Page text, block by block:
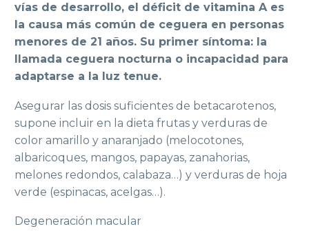
vías de desarrollo, el déficit de vitamina A es
la causa más común de ceguera en personas
menores de 21 años. Su primer síntoma: la
llamada ceguera nocturna o incapacidad para
adaptarse a la luz tenue.
Asegurar las dosis suficientes de betacarotenos,
supone incluir en la dieta frutas y verduras de
color amarillo y anaranjado (melocotones,
albaricoques, mangos, papayas, zanahorias,
melones redondos, calabaza…) y verduras de hoja
verde (espinacas, acelgas…).
Degeneración macular